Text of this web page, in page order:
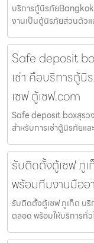
บริการตู้นิรภัยBangkok
งานเป็นตู้นิรภัยส่วนตัว
Safe deposit
เช่า คือบริการตู้นิ
เซฟ ตู้เซฟ.com
Safe deposit boxสุรวง
สำหรับการเช่าตู้นิรภัยแล
รับติดตั้งตู้เซฟ ภู
พร้อมทีมงานมืออ
รับติดตั้งตู้เซฟ ภูเก็ต บ
ตลอด พร้อมให้บริการทั่